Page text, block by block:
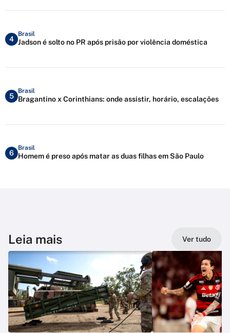
4
Brasil
Jadson é solto no PR após prisão por violência doméstica
5
Brasil
Bragantino x Corinthians: onde assistir, horário, escalações
6
Brasil
Homem é preso após matar as duas filhas em São Paulo
Leia mais Ver tudo